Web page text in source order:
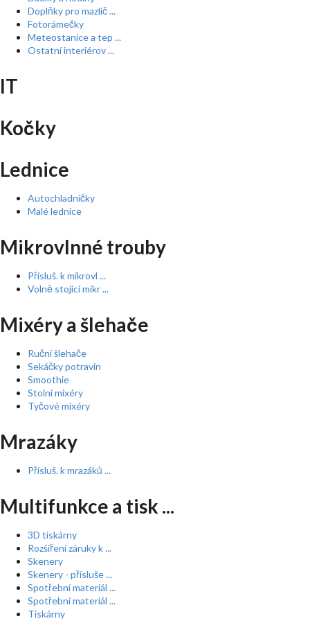
Doplňky pro mazlíč ...
Fotorámečky
Meteostanice a tep ...
Ostatní interiérov ...
IT
Kočky
Lednice
Autochladničky
Malé lednice
Mikrovlnné trouby
Přísluš. k mikrovl ...
Volně stojící mikr ...
Mixéry a šlehače
Ruční šlehače
Sekáčky potravin
Smoothie
Stolní mixéry
Tyčové mixéry
Mrazáky
Přísluš. k mrazáků ...
Multifunkce a tisk ...
3D tiskárny
Rozšíření záruky k ...
Skenery
Skenery - přísluše ...
Spotřební materiál ...
Spotřební materiál ...
Tiskárny